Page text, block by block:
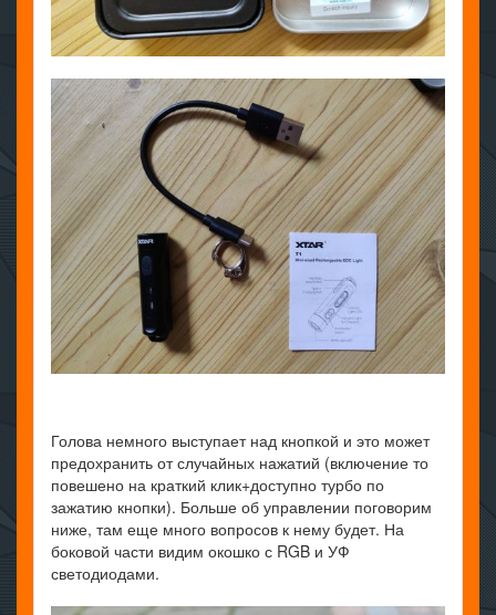
Голова немного выступает над кнопкой и это может
предохранить от случайных нажатий (включение то
повешено на краткий клик+доступно турбо по
зажатию кнопки). Больше об управлении поговорим
ниже, там еще много вопросов к нему будет. На
боковой части видим окошко с RGB и УФ
светодиодами.